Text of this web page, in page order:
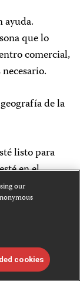
ayuda.
que lo
comercial,
de la
listo para
en el
de
información
our
cookies